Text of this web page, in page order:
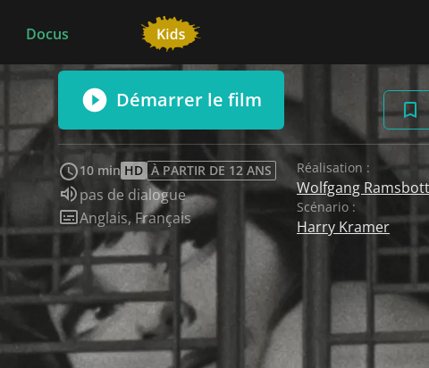
Docus
Démarrer le film
10 min HD À PARTIR DE 12 ANS
Audio :
pas de dialogue
Sous-titres :
Anglais, Français
Réalisation :
Wolfgang Ramsbott
Scénario :
Harry Kramer